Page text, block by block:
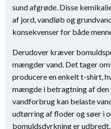
sund afgrøde. Disse
af jord, vandløb og
konsekvenser for både
Derudover kræver
mængder vand. Det tager
producere en enkelt t-shirt,
mængde i betragtning af den
vandforbrug kan belaste
udtørring af floder og søer i
bomuldsdyrkning er udbredt.